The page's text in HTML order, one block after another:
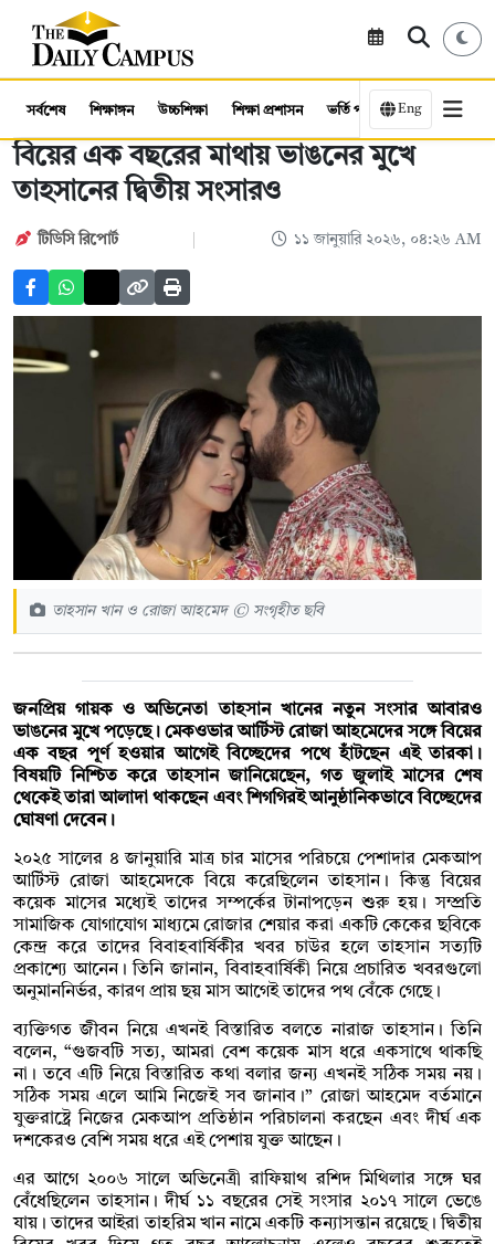
সর্বশেষ শিক্ষাঙ্গন উচ্চশিক্ষা শিক্ষা প্রশাসন ভর্তি পরীক্ষা কর্মসংস্থান
Eng
বিয়ের এক বছরের মাথায় ভাঙনের মুখে
তাহসানের দ্বিতীয় সংসারও
টিডিসি রিপোর্ট ১১ জানুয়ারি ২০২৬, ০৪:২৬ AM
তাহসান খান ও রোজা আহমেদ © সংগৃহীত ছবি
জনপ্রিয় গায়ক ও অভিনেতা তাহসান খানের নতুন সংসার আবারও
ভাঙনের মুখে পড়েছে। মেকওভার আর্টিস্ট রোজা আহমেদের সঙ্গে বিয়ের
এক বছর পূর্ণ হওয়ার আগেই বিচ্ছেদের পথে হাঁটছেন এই তারকা।
বিষয়টি নিশ্চিত করে তাহসান জানিয়েছেন, গত জুলাই মাসের শেষ
থেকেই তারা আলাদা থাকছেন এবং শিগগিরই আনুষ্ঠানিকভাবে বিচ্ছেদের
ঘোষণা দেবেন।
২০২৫ সালের ৪ জানুয়ারি মাত্র চার মাসের পরিচয়ে পেশাদার মেকআপ
আর্টিস্ট রোজা আহমেদকে বিয়ে করেছিলেন তাহসান। কিন্তু বিয়ের
কয়েক মাসের মধ্যেই তাদের সম্পর্কের টানাপড়েন শুরু হয়। সম্প্রতি
সামাজিক যোগাযোগ মাধ্যমে রোজার শেয়ার করা একটি কেকের ছবিকে
কেন্দ্র করে তাদের বিবাহবার্ষিকীর খবর চাউর হলে তাহসান সত্যটি
প্রকাশ্যে আনেন। তিনি জানান, বিবাহবার্ষিকী নিয়ে প্রচারিত খবরগুলো
অনুমাননির্ভর, কারণ প্রায় ছয় মাস আগেই তাদের পথ বেঁকে গেছে।
ব্যক্তিগত জীবন নিয়ে এখনই বিস্তারিত বলতে নারাজ তাহসান। তিনি
বলেন, “গুজবটি সত্য, আমরা বেশ কয়েক মাস ধরে একসাথে থাকছি
না। তবে এটি নিয়ে বিস্তারিত কথা বলার জন্য এখনই সঠিক সময় নয়।
সঠিক সময় এলে আমি নিজেই সব জানাব।” রোজা আহমেদ বর্তমানে
যুক্তরাষ্ট্রে নিজের মেকআপ প্রতিষ্ঠান পরিচালনা করছেন এবং দীর্ঘ এক
দশকেরও বেশি সময় ধরে এই পেশায় যুক্ত আছেন।
এর আগে ২০০৬ সালে অভিনেত্রী রাফিয়াথ রশিদ মিথিলার সঙ্গে ঘর
বেঁধেছিলেন তাহসান। দীর্ঘ ১১ বছরের সেই সংসার ২০১৭ সালে ভেঙে
যায়। তাদের আইরা তাহরিম খান নামে একটি কন্যাসন্তান রয়েছে। দ্বিতীয়